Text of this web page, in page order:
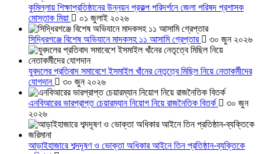
কুমিল্লায় শিক্ষাপ্রতিষ্ঠানের উন্নয়ন প্রকল্প পরিদর্শনে জেলা পরিষদ প্রশাসক
মোস্তাক মিয়া
০১ জুলাই ২০২৬
সিদ্ধিরগঞ্জে বিশেষ অভিযানে মাদকসহ ১১ আসামি গ্রেপ্তার ৩০ জুন ২০২৬
যুবদলের প্রতিবাদ সমাবেশে ইসমাইল খাঁনের নেতৃত্বে মিছিল নিয়ে নেতাকর্মীদের
যোগদান
৩০ জুন ২০২৬
এনবিআরের ভারপ্রাপ্ত চেয়ারম্যান নিয়োগ নিয়ে রাজনৈতিক বিতর্ক
৩০ জুন
২০২৬
আড়াইহাজারে শব্দদূষণ ও ভোক্তা অধিকার আইনে তিন প্রতিষ্ঠান-ব্যক্তিকে